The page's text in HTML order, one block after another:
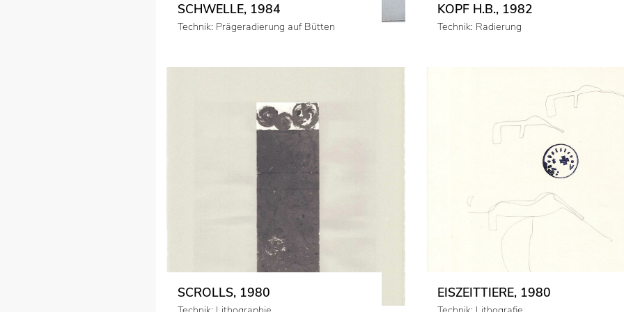
SCHWELLE, 1984
Technik: Prägeradierung auf Bütten
KOPF H.B., 1982
Technik: Radierung
SCROLLS, 1980 EISZEITTIERE, 1980